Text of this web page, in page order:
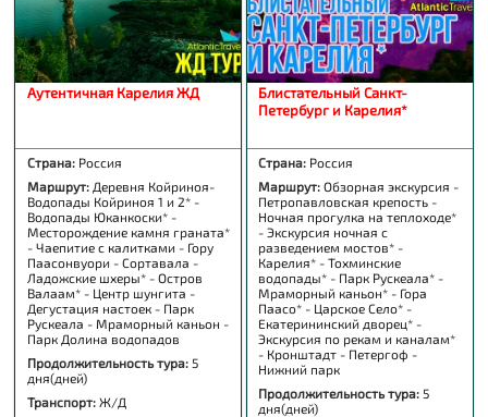
Аутентичная Карелия ЖД
Страна: Россия
Маршрут: Деревня Койриноя-
Водопады Койриноя 1 и 2* -
Водопады Юканкоски* -
Месторождение камня граната*
- Чаепитие с калитками - Гору
Паасонвуори - Сортавала -
Ладожские шхеры* - Остров
Валаам* - Центр шунгита -
Дегустация настоек - Парк
Рускеала - Мраморный каньон -
Парк Долина водопадов
Продолжительность тура: 5
дня(дней)
Транспорт: Ж/Д
Блистательный Санкт-
Петербург и Карелия*
Страна: Россия
Маршрут:Обзорная экскурсия -
Петропавловская крепость -
Ночная прогулка на теплоходе*
- Экскурсия ночная с
разведением мостов* -
Карелия* - Тохминские
водопады* - Парк Рускеала* -
Мраморный каньон* - Гора
Паасо* - Царское Село* -
Екатерининский дворец* -
Экскурсия по рекам и каналам*
- Кронштадт - Петергоф -
Нижний парк
Продолжительность тура: 5
дня(дней)